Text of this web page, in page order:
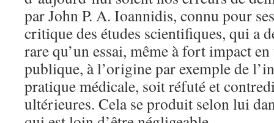
par John P. A. Ioannidis, connu pour
critique des études scientifiques, qui a
rare qu’un essai, même à fort impact
publique, à l’origine par exemple de
pratique médicale, soit réfuté et
ultérieures. Cela se produit selon lui